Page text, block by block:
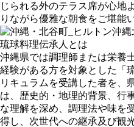
じられる外のテラス席が心地
りながら優雅な朝食をご堪能
琉球料理伝承人とは
沖縄県では調理師または栄養
経験がある方を対象とした「
リキュラムを受講した者を、
は、歴史的・地理的背景、行
な理解を深め、調理法や味を
得し、次世代への継承及び観